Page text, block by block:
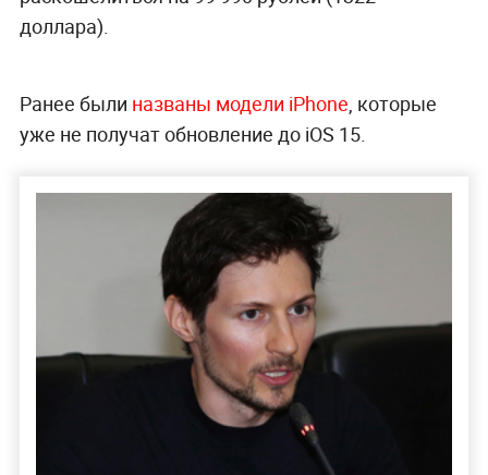
написал журнал
Nikkei Asia .
дорогой частью смартфона оказалась OLED-
матрица, стоимость которой составляет 70
Bionic за 40 долларов, далее следует флеш-
память производства компании Samsung
стоимостью 19 долларов и на последнем месте
— фотосенсоры Sony, которые оцениваются в
5,5–7,4 доллара.
В издании уточнили, что более продвинутый
iPhone 12 Pro обходится Apple в 406 долларов, то
есть всего на 33 доллара дороже, чем базовая
версия смартфона. Остальное в розничной цене